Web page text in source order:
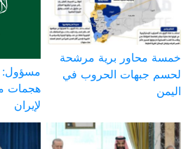
خمسة محاور برية مرشحة
لحسم جبهات الحروب في
اليمن
مسؤول:
هجمات
لإيران